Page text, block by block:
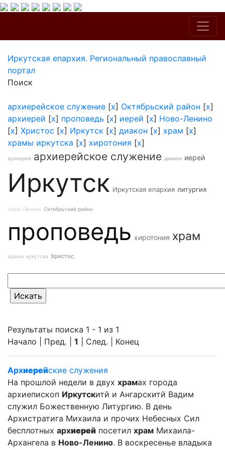
Иркутская епархия. Региональный православный
портал
Поиск
архиерейское служение [x] Октябрьский район [x]
архиерей [x] проповедь [x] иерей [x] Ново-Ленино
[x] Христос [x] Иркутск [x] диакон [x] храм [x]
храмы иркутска [x] хиротония [x]
архиерей архиерейское служение диакон иерей
Иркутск Иркутская епархия литургия
Ново-Ленино Октябрьский район
проповедь хиротония храм
храмы иркутска Христос
Результаты поиска 1 - 1 из 1
Начало | Пред. | 1 | След. | Конец
Архиерейские служения
На прошлой недели в двух храмах города
архиепископ Иркутскитй и Ангарскитй Вадим
служил Божественную Литургию. В день
Архистратига Михаила и прочих Небесных Сил
бесплотных архиерей посетил храм Михаила-
Архангела в Ново-Ленино. В воскресенье владыка